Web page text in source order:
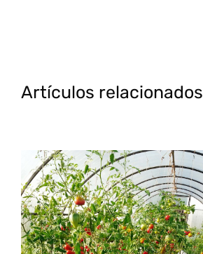
Artículos relacionados